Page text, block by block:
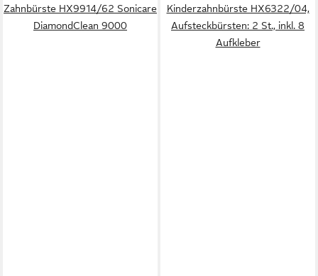
Zahnbürste HX9914/62 Sonicare
DiamondClean 9000
Kinderzahnbürste HX6322/04,
Aufsteckbürsten: 2 St., inkl. 8
Aufkleber